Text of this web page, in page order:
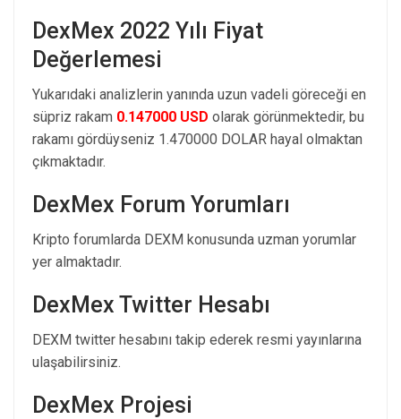
DexMex 2022 Yılı Fiyat
Değerlemesi
Yukarıdaki analizlerin yanında uzun vadeli göreceği en
süpriz rakam 0.147000 USD olarak görünmektedir, bu
rakamı gördüyseniz 1.470000 DOLAR hayal olmaktan
çıkmaktadır.
DexMex Forum Yorumları
Kripto forumlarda DEXM konusunda uzman yorumlar
yer almaktadır.
DexMex Twitter Hesabı
DEXM twitter hesabını takip ederek resmi yayınlarına
ulaşabilirsiniz.
DexMex Projesi